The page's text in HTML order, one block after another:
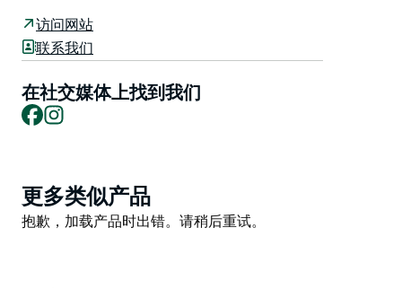
系凯马游客中心了解最新情况。
这里有一个小型停车场，Werri Street 沿线有路边停车
访问网站
联系我们
在社交媒体上找到我们
Facebook
Product
List
更多类似产品
Product
抱歉，加载产品时出错。请稍后重试。